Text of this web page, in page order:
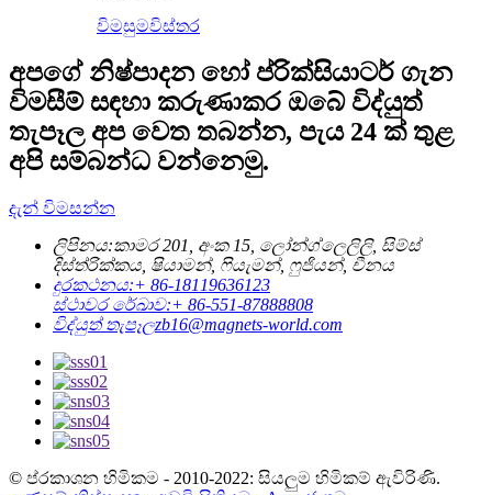
විමසුමවිස්තර
අපගේ නිෂ්පාදන හෝ ප්රික්සියාටර් ගැන
විමසීම් සඳහා කරුණාකර ඔබේ විද්යුත්
තැපෑල අප වෙත තබන්න, පැය 24 ක් තුළ
අපි සම්බන්ධ වන්නෙමු.
දැන් විමසන්න
ලිපිනය:කාමර 201, අංක 15, ලෝන්ග්ලෙලිලි, සිම්ස්
දිස්ත්රික්කය, ෂියාමන්, ෆියැමන්, ෆුජියන්, චීනය
දුරකථනය:+ 86-18119636123
ස්ථාවර රේඛාව:+ 86-551-87888808
විද්යුත් තැපෑලzb16@magnets-world.com
© ප්රකාශන හිමිකම - 2010-2022: සියලුම හිමිකම් ඇවිරිණි.